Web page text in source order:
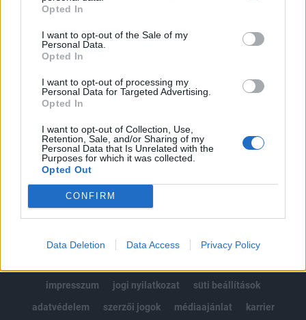
Opted In
I want to opt-out of the Sale of my
Personal Data.
Opted In
I want to opt-out of processing my
Personal Data for Targeted Advertising.
Opted In
I want to opt-out of Collection, Use,
Retention, Sale, and/or Sharing of my
Personal Data that Is Unrelated with the
Purposes for which it was collected.
Opted Out
CONFIRM
Data Deletion Data Access Privacy Policy
Portfolio.hu teljes cikkarchívum
Kötéslisták: BÉT elmúlt 2 év napon belüli
MÁR ELŐFIZETŐNK VAGY?BEJELENTKEZÉS
impresszum
jogi nyilatkozat
süti beállítások
adatvédelem
szerzői jogok médiaajánlat karrier